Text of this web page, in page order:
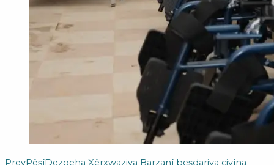
PrevPêşîDezgeha Xêrxwaziya Barzanî beşdariya civîna